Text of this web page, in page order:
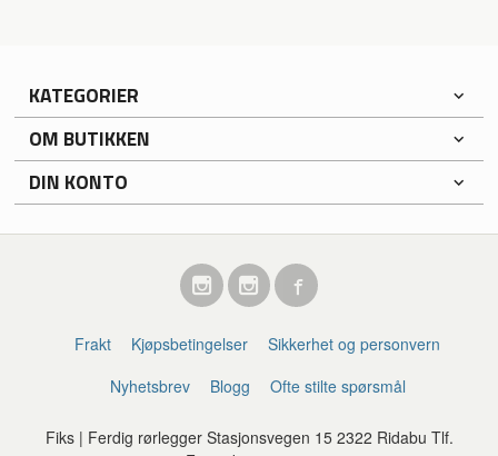
KATEGORIER
OM BUTIKKEN
DIN KONTO
Frakt Kjøpsbetingelser
Sikkerhet og personvern
Nyhetsbrev
Blogg Ofte stilte spørsmål
Fiks | Ferdig rørlegger Stasjonsvegen 15 2322 Ridabu Tlf.